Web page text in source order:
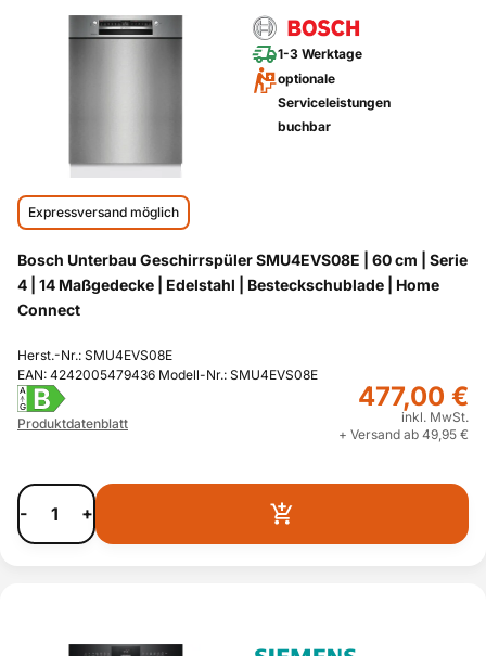
1-3 Werktage
optionale
Serviceleistungen
buchbar
Expressversand möglich
Bosch Unterbau Geschirrspüler SMU4EVS08E | 60 cm | Serie
4 | 14 Maßgedecke | Edelstahl | Besteckschublade | Home
Connect
Herst.-Nr.: SMU4EVS08E
EAN: 4242005479436 Modell-Nr.: SMU4EVS08E
A
G B
Produktdatenblatt
477,00 €
inkl. MwSt.
+ Versand ab 49,95 €
- +